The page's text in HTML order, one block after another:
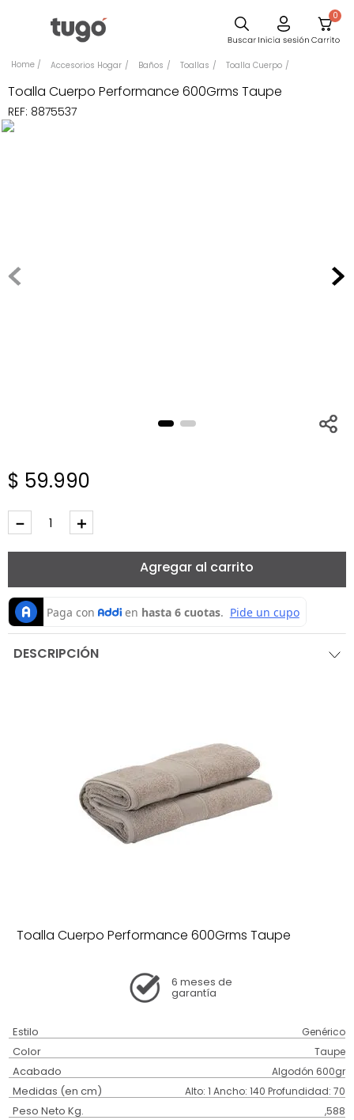
0
Accesorios Hogar Baños Toallas Toalla Cuerpo
Toalla Cuerpo Performance 600Grms Taupe
REF: 8875537
$ 59.990
＋
－
Agregar al carrito
DESCRIPCIÓN
Toalla Cuerpo Performance 600Grms Taupe
6 meses de
garantía
Estilo Genérico
Color Taupe
Acabado Algodón 600gr
Medidas (en cm) Alto: 1 Ancho: 140 Profundidad: 70
Peso Neto Kg. ,588
Comedor
Silla